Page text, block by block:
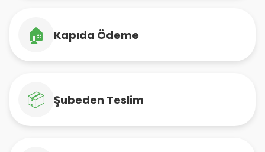
🏠 Kapıda Ödeme
📦 Şubeden Teslim